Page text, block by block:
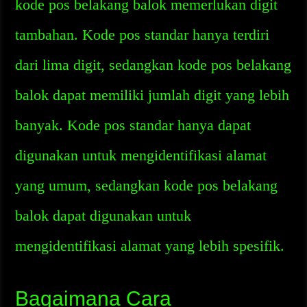
kode pos belakang balok memerlukan digit
tambahan. Kode pos standar hanya terdiri
dari lima digit, sedangkan kode pos belakang
balok dapat memiliki jumlah digit yang lebih
banyak. Kode pos standar hanya dapat
digunakan untuk mengidentifikasi alamat
yang umum, sedangkan kode pos belakang
balok dapat digunakan untuk
mengidentifikasi alamat yang lebih spesifik.
Bagaimana Cara